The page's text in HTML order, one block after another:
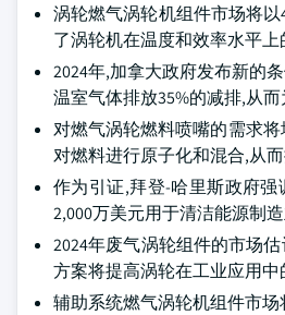
涡轮燃气涡轮机组件市场将
了涡轮机在温度和效率水平上
2024年,加拿大政府发布新的
温室气体排放35%的减排,从
对燃气涡轮燃料喷嘴的需求
对燃料进行原子化和混合,从而
作为引证,拜登-哈里斯政府
2,000万美元用于清洁能源制造
2024年废气涡轮组件的市场
方案将提高涡轮在工业应用中
辅助系统燃气涡轮机组件市场